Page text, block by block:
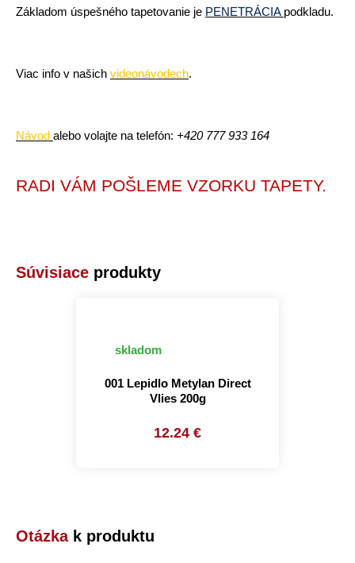
Základom úspešného tapetovanie je PENETRÁCIA podkladu.
Viac info v našich videonávodech.
Návod alebo volajte na telefón: +420 777 933 164
RADI VÁM POŠLEME VZORKU TAPETY.
Súvisiace produkty
skladom
001 Lepidlo Metylan Direct
Vlies 200g
12.24 €
Otázkak produktu